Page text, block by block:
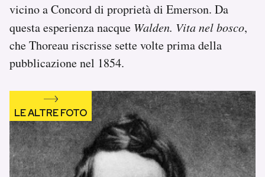
vicino a Concord di proprietà di Emerson. Da
questa esperienza nacque Walden. Vita nel bosco,
che Thoreau riscrisse sette volte prima della
pubblicazione nel 1854.